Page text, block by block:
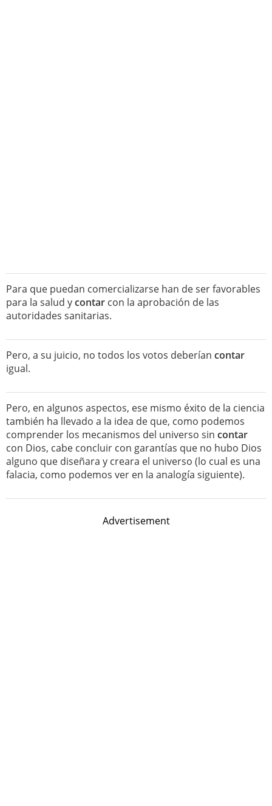
Para que puedan comercializarse han de ser favorables
para la salud ycontar con la aprobación de las
autoridades sanitarias.
Pero, a su juicio, no todos los votos deberían contar
igual.
Pero, en algunos aspectos, ese mismo éxito de la ciencia
también ha llevado a la idea de que, como podemos
comprender los mecanismos del universo sin contar
con Dios, cabe concluir con garantías que no hubo Dios
alguno que diseñara y creara el universo (lo cual es una
falacia, como podemos ver en la analogía siguiente).
Advertisement